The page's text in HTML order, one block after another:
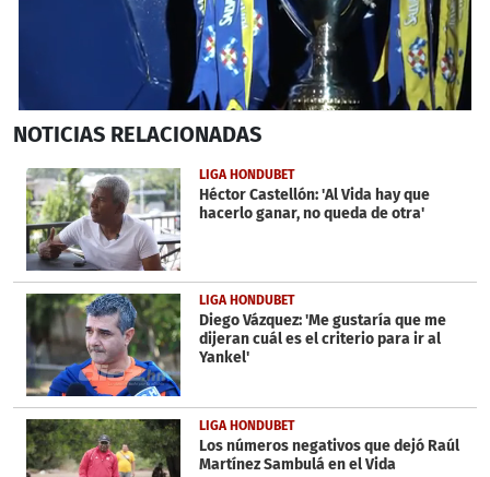
seconds
2
minutes,
10
seconds
NOTICIAS RELACIONADAS
LIGA HONDUBET
Héctor Castellón: 'Al Vida hay que
hacerlo ganar, no queda de otra'
LIGA HONDUBET
Diego Vázquez: 'Me gustaría que me
dijeran cuál es el criterio para ir al
Yankel'
LIGA HONDUBET
Los números negativos que dejó Raúl
Martínez Sambulá en el Vida